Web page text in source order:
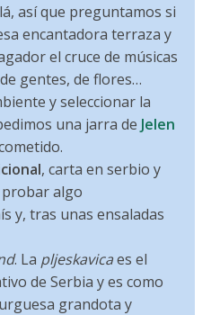
así que preguntamos si
encantadora terraza y
el cruce de músicas
gentes, de flores…
y seleccionar la
una jarra de Jelen
, carta en serbio y
algo
y, tras unas ensaladas
. La pljeskavicaes el
de Serbia y es como
grandota y